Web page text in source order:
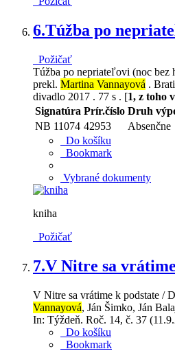
6.Túžba po
Požičať
Túžba po nepriateľovi (noc bez
prekl. Martina Vannayová .
divadlo 2017 . 77 s . [1, z toho
Signatúra Prír.číslo Druh
NB 11074 42953
Absenčne
Do košíku
Bookmark
Vybrané dokumenty
kniha
Požičať
7.V Nitre sa
V Nitre sa vrátime k podstate /
Vannayová, Ján Šimko, Ján
In: Týždeň. Roč. 14, č. 37
Do košíku
Bookmark